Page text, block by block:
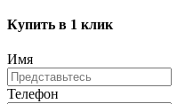
Купить в 1 клик
Имя
Телефон